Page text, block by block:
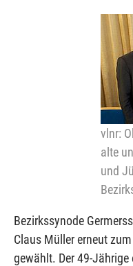
vlnr:
alte
und
Bezirkssynode
Claus Müller erneut
gewählt. Der 49-